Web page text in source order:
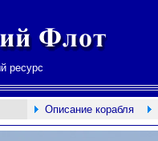
ресурс
Описание корабля